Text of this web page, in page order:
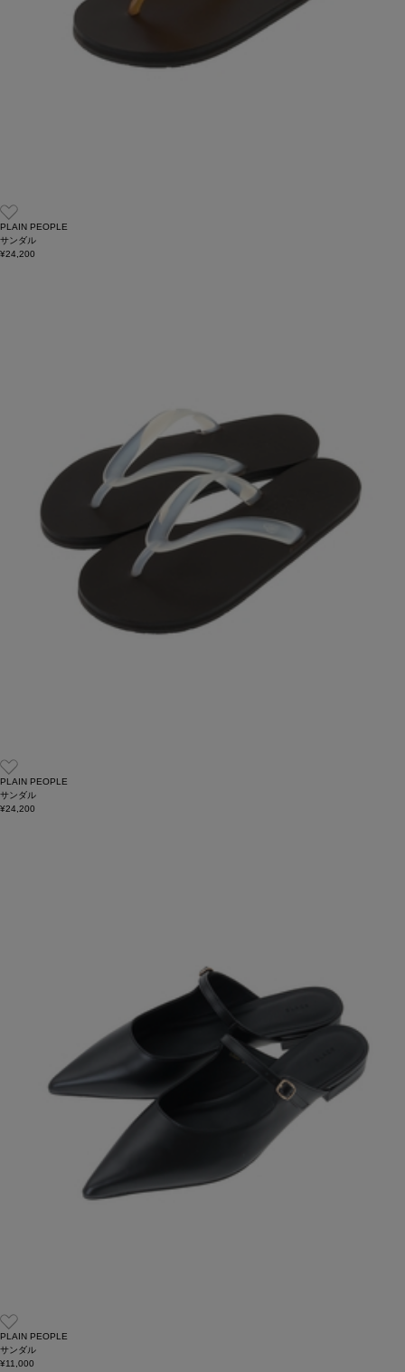
PLAIN PEOPLE
サンダル
¥24,200
PLAIN PEOPLE
サンダル
¥24,200
PLAIN PEOPLE
サンダル
¥11,000